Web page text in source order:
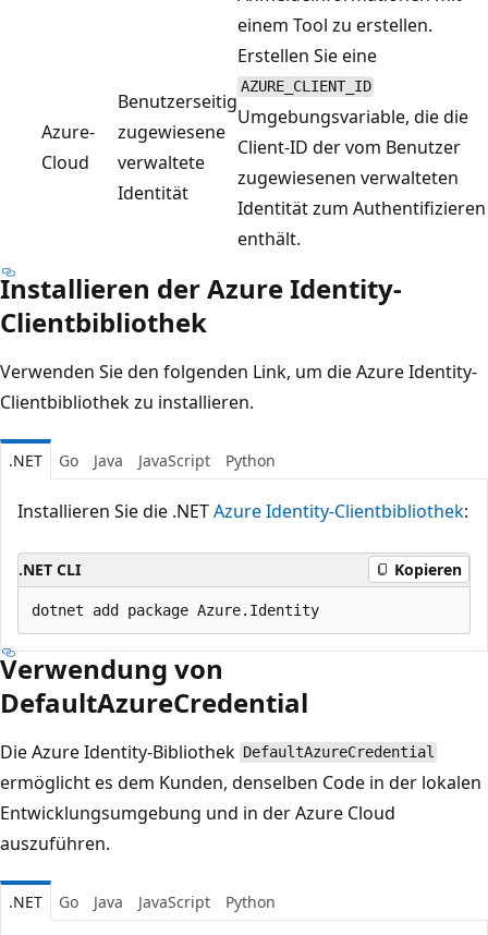
einem Tool zu erstellen.
Azure-
Cloud
Benutzerseitig
zugewiesene
verwaltete
Identität
Erstellen Sie eine
AZURE_CLIENT_ID
Umgebungsvariable, die die
Client-ID der vom Benutzer
zugewiesenen verwalteten
Identität zum Authentifizieren
enthält.
Installieren der Azure Identity-
Clientbibliothek
Verwenden Sie den folgenden Link, um die Azure Identity-
Clientbibliothek zu installieren.
.NET Go Java JavaScript Python
Installieren Sie die .NETAzure Identity-Clientbibliothek:
.NET CLI Kopieren
Verwendung von
DefaultAzureCredential
Die Azure Identity-Bibliothek DefaultAzureCredential
ermöglicht es dem Kunden, denselben Code in der lokalen
Entwicklungsumgebung und in der Azure Cloud
auszuführen.
.NET Go Java JavaScript Python